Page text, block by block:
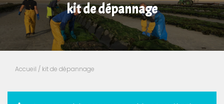
kit de dépannage
Accueil / kit de dépannage